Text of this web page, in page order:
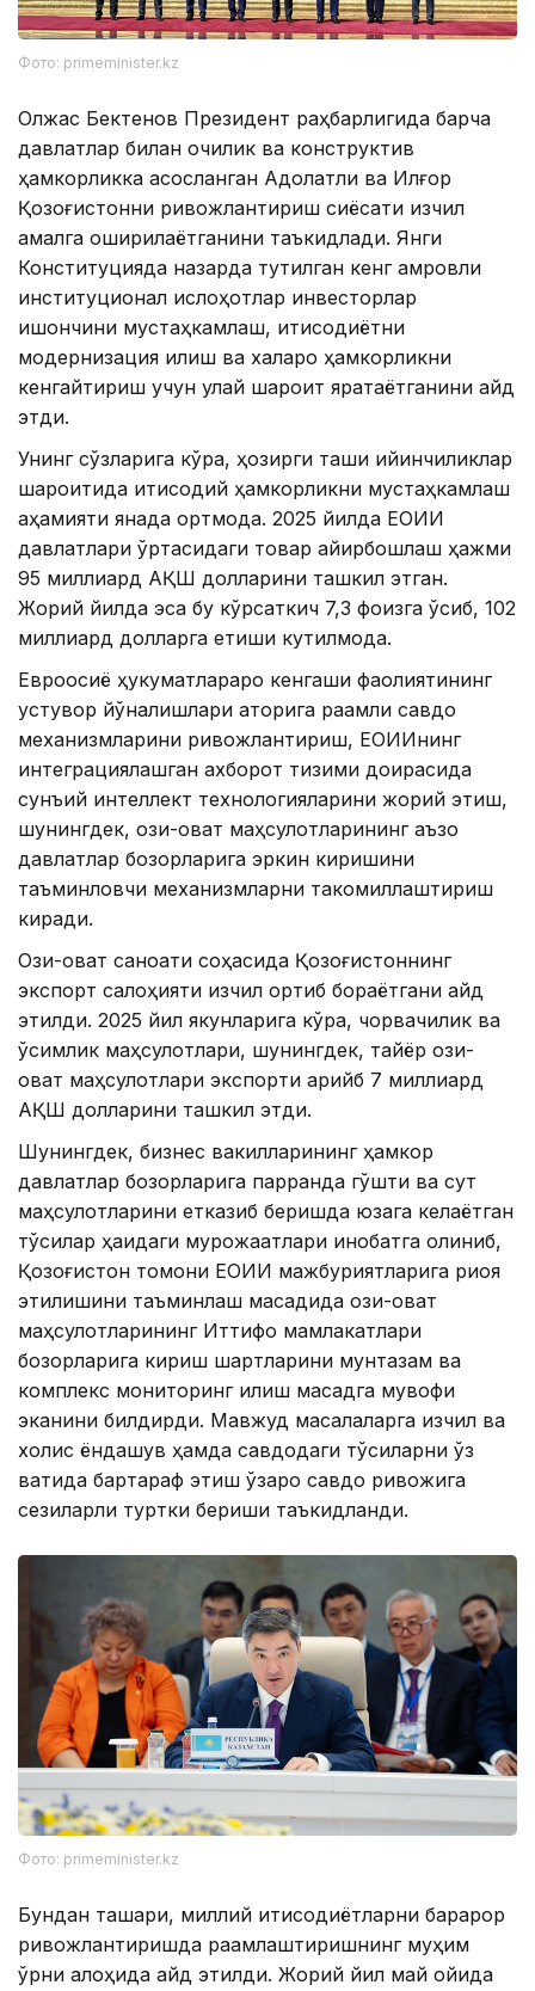
Фото: primeminister.kz
Олжас Бектенов Президент раҳбарлигида барча
давлатлар билан очиқлик ва конструктив
ҳамкорликка асосланган Адолатли ва Илғор
Қозоғистонни ривожлантириш сиёсати изчил
амалга оширилаётганини таъкидлади. Янги
Конституцияда назарда тутилган кенг қамровли
институционал ислоҳотлар инвесторлар
ишончини мустаҳкамлаш, иқтисодиётни
модернизация қилиш ва халқаро ҳамкорликни
кенгайтириш учун қулай шароит яратаётганини қайд
этди.
Унинг сўзларига кўра, ҳозирги ташқи қийинчиликлар
шароитида иқтисодий ҳамкорликни мустаҳкамлаш
аҳамияти янада ортмоқда. 2025 йилда ЕОИИ
давлатлари ўртасидаги товар айирбошлаш ҳажми
95 миллиард АҚШ долларини ташкил этган.
Жорий йилда эса бу кўрсаткич 7,3 фоизга ўсиб, 102
миллиард долларга етиши кутилмоқда.
Евроосиё ҳукуматлараро кенгаши фаолиятининг
устувор йўналишлари қаторига рақамли савдо
механизмларини ривожлантириш, ЕОИИнинг
интеграциялашган ахборот тизими доирасида
сунъий интеллект технологияларини жорий этиш,
шунингдек, озиқ-овқат маҳсулотларининг аъзо
давлатлар бозорларига эркин киришини
таъминловчи механизмларни такомиллаштириш
киради.
Озиқ-овқат саноати соҳасида Қозоғистоннинг
экспорт салоҳияти изчил ортиб бораётгани қайд
этилди. 2025 йил якунларига кўра, чорвачилик ва
ўсимлик маҳсулотлари, шунингдек, тайёр озиқ-
овқат маҳсулотлари экспорти қарийб 7 миллиард
АҚШ долларини ташкил этди.
Шунингдек, бизнес вакилларининг ҳамкор
давлатлар бозорларига парранда гўшти ва сут
маҳсулотларини етказиб беришда юзага келаётган
тўсиқлар ҳақидаги мурожаатлари инобатга олиниб,
Қозоғистон томони ЕОИИ мажбуриятларига риоя
этилишини таъминлаш мақсадида озиқ-овқат
маҳсулотларининг Иттифоқ мамлакатлари
бозорларига кириш шартларини мунтазам ва
комплекс мониторинг қилиш мақсадга мувофиқ
эканини билдирди. Мавжуд масалаларга изчил ва
холис ёндашув ҳамда савдодаги тўсиқларни ўз
вақтида бартараф этиш ўзаро савдо ривожига
сезиларли туртки бериши таъкидланди.
Фото: primeminister.kz
Бундан ташқари, миллий иқтисодиётларни барқарор
ривожлантиришда рақамлаштиришнинг муҳим
ўрни алоҳида қайд этилди. Жорий йил май ойида